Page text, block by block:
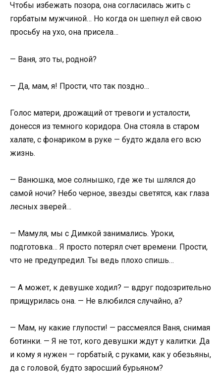
Чтобы избежать позора, она согласилась жить с
горбатым мужчиной… Но когда он шепнул ей свою
просьбу на ухо, она присела…
— Ваня, это ты, родной?
— Да, мам, я! Прости, что так поздно…
Голос матери, дрожащий от тревоги и усталости,
донесся из темного коридора. Она стояла в старом
халате, с фонариком в руке — будто ждала его всю
жизнь.
— Ванюшка, мое солнышко, где же ты шлялся до
самой ночи? Небо черное, звезды светятся, как глаза
лесных зверей…
— Мамуля, мы с Димкой занимались. Уроки,
подготовка… Я просто потерял счет времени. Прости,
что не предупредил. Ты ведь плохо спишь…
— А может, к девушке ходил? — вдруг подозрительно
прищурилась она. — Не влюбился случайно, а?
— Мам, ну какие глупости! — рассмеялся Ваня, снимая
ботинки. — Я не тот, кого девушки ждут у калитки. Да
и кому я нужен — горбатый, с руками, как у обезьяны,
да с головой, будто заросший бурьяном?